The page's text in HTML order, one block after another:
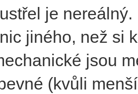
je
jiného, než si
jsou
(kvůli